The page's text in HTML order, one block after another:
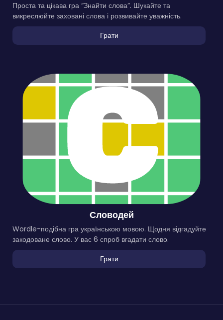
Проста та цікава гра “Знайти слова”. Шукайте та
викреслюйте заховані слова і розвивайте уважність.
Грати
Словодей
Wordle-подібна гра українською мовою. Щодня відгадуйте
закодоване слово. У вас 6 спроб вгадати слово.
Грати